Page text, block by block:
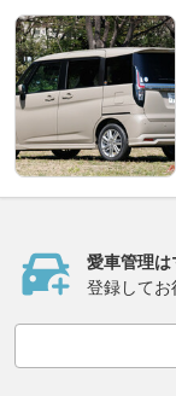
愛車管理は
登録してお